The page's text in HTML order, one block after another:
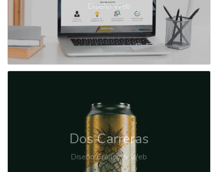
Diseño Web
Dos Carreras
Diseño Gráfico & Web